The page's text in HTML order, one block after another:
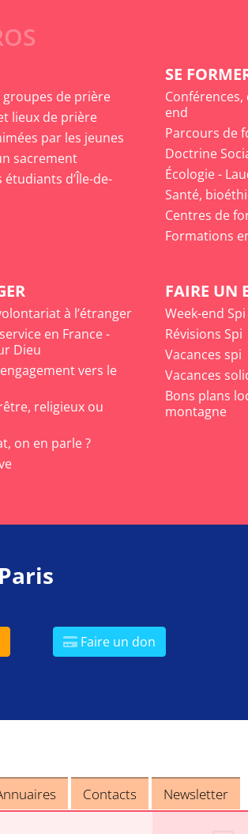
groupes de prière
lieux de prière
par les jeunes
sacrement
étudiants d’Île-de-
SE
end
Parcours de
Doctrine
Écologie -
Santé,
Centres de
Formations
à l’étranger
en France -
Dieu
vers le
religieux ou
on en parle ?
FAIRE UN
Week-end Spi
Révisions Spi
Vacances spi
Vacances
Bons plans
montagne
Faire un don
Contacts Newsletter